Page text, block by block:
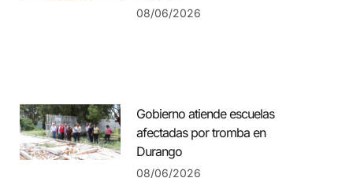
08/06/2026
Gobierno atiende escuelas
afectadas por tromba en
Durango
08/06/2026